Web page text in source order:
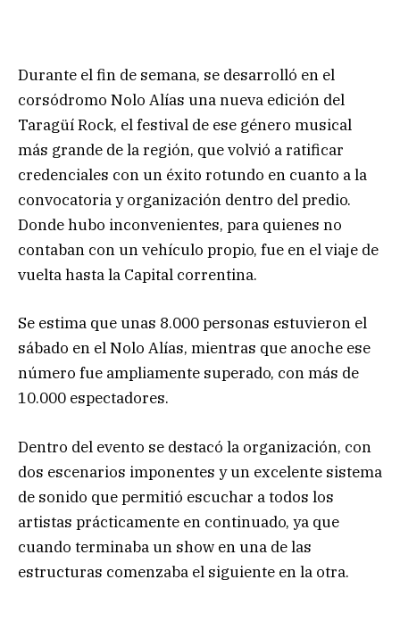
Durante el fin de semana, se desarrolló en el
corsódromo Nolo Alías una nueva edición del
Taragüí Rock, el festival de ese género musical
más grande de la región, que volvió a ratificar
credenciales con un éxito rotundo en cuanto a la
convocatoria y organización dentro del predio.
Donde hubo inconvenientes, para quienes no
contaban con un vehículo propio, fue en el viaje de
vuelta hasta la Capital correntina.
Se estima que unas 8.000 personas estuvieron el
sábado en el Nolo Alías, mientras que anoche ese
número fue ampliamente superado, con más de
10.000 espectadores.
Dentro del evento se destacó la organización, con
dos escenarios imponentes y un excelente sistema
de sonido que permitió escuchar a todos los
artistas prácticamente en continuado, ya que
cuando terminaba un show en una de las
estructuras comenzaba el siguiente en la otra.